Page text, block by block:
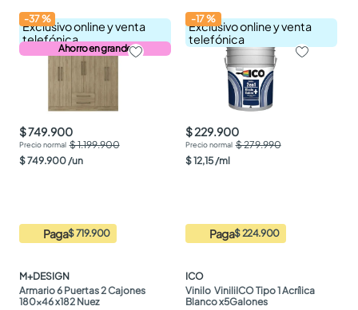
Exclusivo online y venta
telefónica
Ahorro en grande
-37%
$ 749.900
$ 1.199.900
$749.900 /un
Paga$ 719.900
M+DESIGN
Armario 6 Puertas 2 Cajones
180x46 x182 Nuez
Exclusivo online y venta
telefónica
-17%
$ 229.900
$ 279.990
$12,15 /ml
Paga$ 224.900
ICO
Vinilo  ViniliICO Tipo 1 Acrílica
Blanco x5Galones